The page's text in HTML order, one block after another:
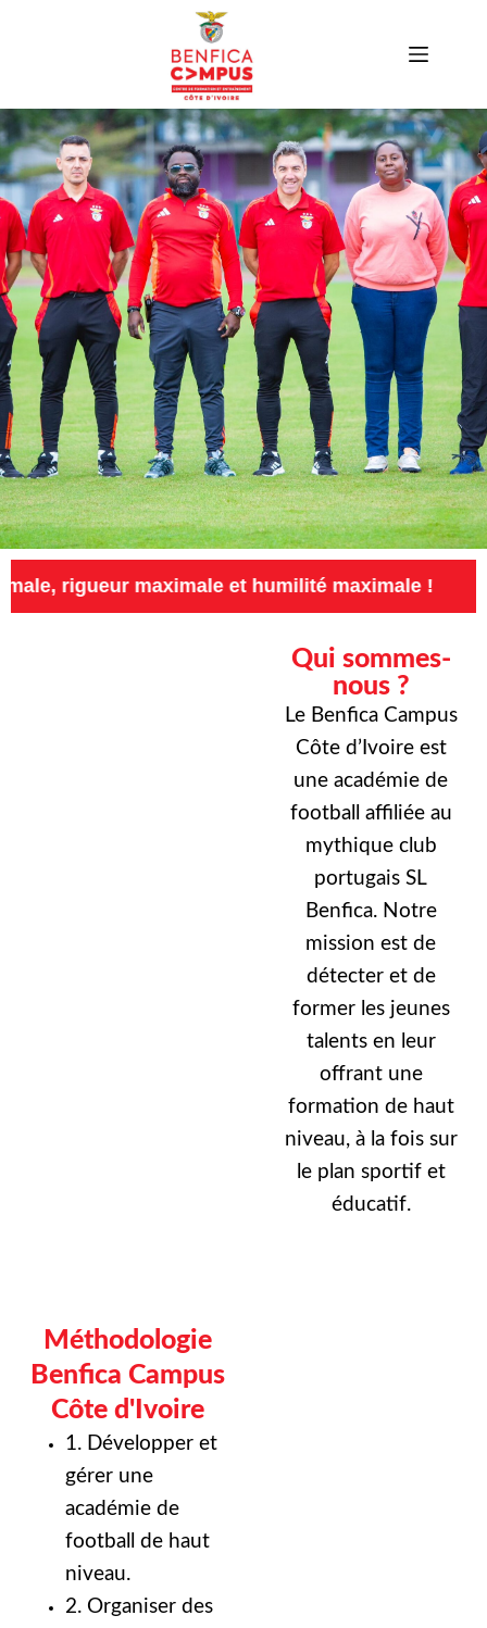
maximale et humilité maximale ! Exigence
Qui sommes-
nous ?
Le Benfica Campus
Côte d’Ivoire est
une académie de
football affiliée au
mythique club
portugais SL
Benfica. Notre
mission est de
détecter et de
former les jeunes
talents en leur
offrant une
formation de haut
niveau, à la fois sur
le plan sportif et
éducatif.
Méthodologie
Benfica Campus
Côte d'Ivoire
1. Développer et
gérer une
académie de
football de haut
niveau.
2. Organiser des